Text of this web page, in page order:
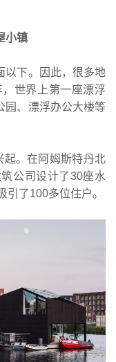
小镇
以下。因此，很多地
世界上第一座漂浮
园、漂浮办公大楼等
起。在阿姆斯特丹北
公司设计了30座水
引了100多位住户。